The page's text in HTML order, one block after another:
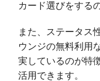
カード選びをする
また、ステータス
ウンジの無料利用
実しているのが特
活用できます。